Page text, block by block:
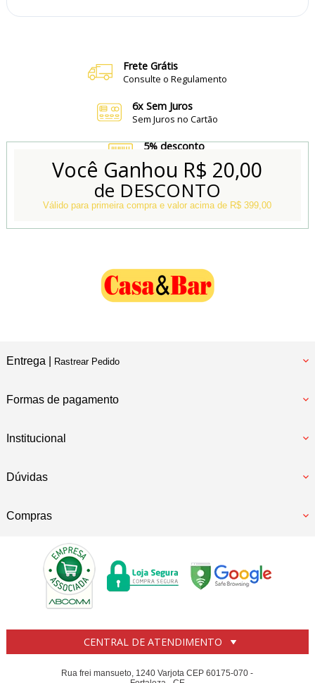
Frete Grátis
Consulte o Regulamento
6x Sem Juros
Sem Juros no Cartão
5% desconto
no Boleto e Pix
Conheça também
Nossa Loja Física
Você Ganhou R$ 20,00
de DESCONTO
Válido para primeira compra e valor acima de R$ 399,00
Entrega | Rastrear Pedido
Formas de pagamento
Institucional
Dúvidas
Compras
CENTRAL DE ATENDIMENTO
Rua frei mansueto, 1240 Varjota CEP 60175-070 -